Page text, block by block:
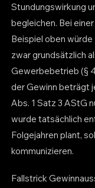
Stundungswirkung
begleichen. Bei
Beispiel oben
zwar grundsätzlich
Gewerbebetrieb (§
der Gewinn beträgt
Abs. 1 Satz 3 AStG
wurde tatsächlich
Folgejahren plant,
kommunizieren.
Fallstrick